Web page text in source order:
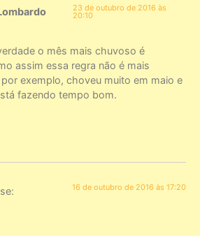
23 de outubro de 2016 às
20:10
o mês mais chuvoso é
assim essa regra não é mais
exemplo, choveu muito em maio e
fazendo tempo bom.
16 de outubro de 2016 às 17:20